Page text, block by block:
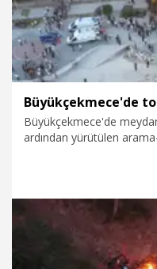
Büyükçekmece'de
ardından yürütülen
Gündem